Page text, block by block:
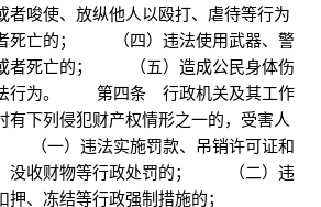
者唆使、放纵他人以殴打、虐待等行为
死亡的； （四）违法使用武器、警
者死亡的； （五）造成公民身体伤
法行为。 第四条 行政机关及其工作
有下列侵犯财产权情形之一的，受害人
（一）违法实施罚款、吊销许可证和
没收财物等行政处罚的； （二）违
押、冻结等行政强制措施的；